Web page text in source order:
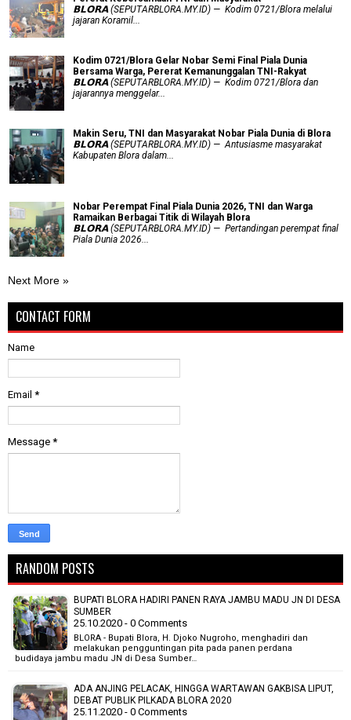
𝗕𝗟𝗢𝗥𝗔 (SEPUTARBLORA.MY.ID) — Kodim 0721/Blora melalui
jajaran Koramil...
Kodim 0721/Blora Gelar Nobar Semi Final Piala Dunia
Bersama Warga, Pererat Kemanunggalan TNI-Rakyat
𝗕𝗟𝗢𝗥𝗔 (SEPUTARBLORA.MY.ID) — Kodim 0721/Blora dan
jajarannya menggelar...
Makin Seru, TNI dan Masyarakat Nobar Piala Dunia di Blora
𝗕𝗟𝗢𝗥𝗔 (SEPUTARBLORA.MY.ID) — Antusiasme masyarakat
Kabupaten Blora dalam...
Nobar Perempat Final Piala Dunia 2026, TNI dan Warga
Ramaikan Berbagai Titik di Wilayah Blora
𝗕𝗟𝗢𝗥𝗔 (SEPUTARBLORA.MY.ID) — Pertandingan perempat final
Piala Dunia 2026...
Next More »
CONTACT FORM
Name
Email *
Message *
RANDOM POSTS
BUPATI BLORA HADIRI PANEN RAYA JAMBU MADU JN DI DESA
SUMBER
25.10.2020 - 0 Comments
BLORA - Bupati Blora, H. Djoko Nugroho, menghadiri dan
melakukan pengguntingan pita pada panen perdana
budidaya jambu madu JN di Desa Sumber…
ADA ANJING PELACAK, HINGGA WARTAWAN GAKBISA LIPUT,
DEBAT PUBLIK PILKADA BLORA 2020
25.11.2020 - 0 Comments